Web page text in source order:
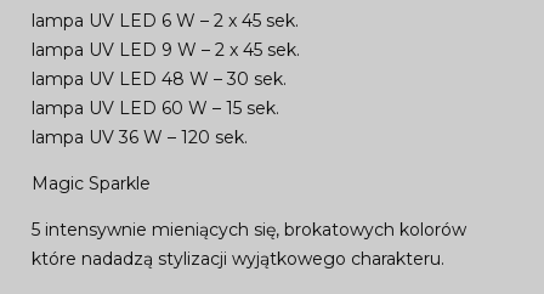
lampa UV LED 6 W – 2 x 45 sek.
lampa UV LED 9 W – 2 x 45 sek.
lampa UV LED 48 W – 30 sek.
lampa UV LED 60 W – 15 sek.
lampa UV 36 W – 120 sek.
Magic Sparkle
5 intensywnie mieniących się, brokatowych kolorów
które nadadzą stylizacji wyjątkowego charakteru.